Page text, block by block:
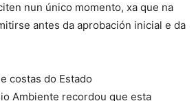
nun único momento, xa que na
antes da aprobación inicial e da
costas do Estado
Ambiente recordou que esta